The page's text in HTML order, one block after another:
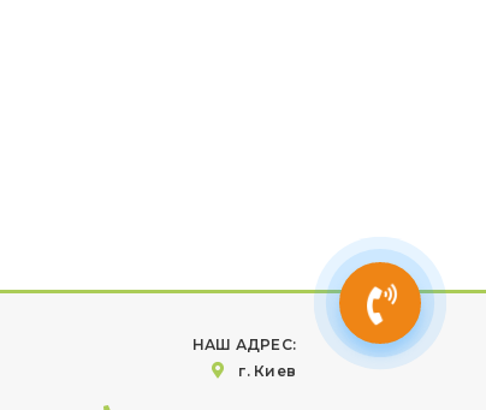
НАШ АДРЕС:
г. Киев